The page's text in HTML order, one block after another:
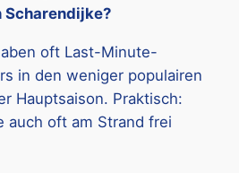
Scharendijke?
oft Last-Minute-
in den weniger populairen
Hauptsaison. Praktisch:
auch oft am Strand frei